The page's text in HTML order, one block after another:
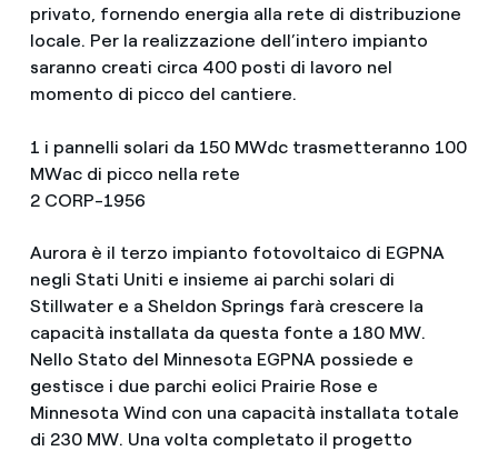
privato, fornendo energia alla rete di distribuzione
locale. Per la realizzazione dell’intero impianto
saranno creati circa 400 posti di lavoro nel
momento di picco del cantiere.
1 i pannelli solari da 150 MWdc trasmetteranno 100
MWac di picco nella rete
2 CORP-1956
Aurora è il terzo impianto fotovoltaico di EGPNA
negli Stati Uniti e insieme ai parchi solari di
Stillwater e a Sheldon Springs farà crescere la
capacità installata da questa fonte a 180 MW.
Nello Stato del Minnesota EGPNA possiede e
gestisce i due parchi eolici Prairie Rose e
Minnesota Wind con una capacità installata totale
di 230 MW. Una volta completato il progetto